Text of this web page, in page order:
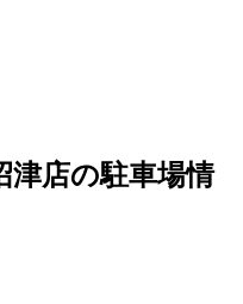
津店の駐車場情